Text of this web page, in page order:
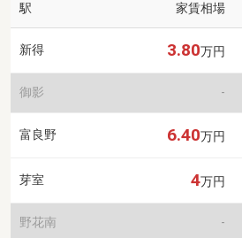
駅 家賃相場
新得 3.80万円
御影 -
富良野 6.40万円
芽室 4万円
野花南 -